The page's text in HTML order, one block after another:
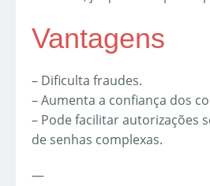
Vantagens
– Dificulta fraudes.
– Aumenta a confiança dos
– Pode facilitar autorizações
de senhas complexas.
—